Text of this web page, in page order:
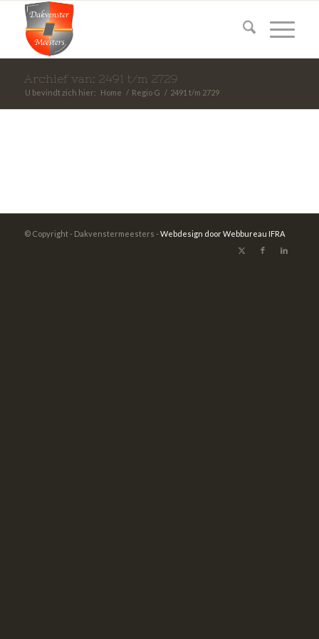
Archief van: 2491 t/m 2729
U bevindt zich hier: Home / Regio G / 2491 t/m 2729
© Copyright - Dakvenstermeesters - Webdesign door Webbureau IFRA